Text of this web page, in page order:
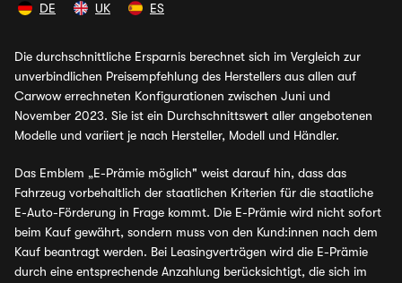
DE UK ES
Die durchschnittliche Ersparnis berechnet sich im Vergleich zur
unverbindlichen Preisempfehlung des Herstellers aus allen auf
Carwow errechneten Konfigurationen zwischen Juni und
November 2023. Sie ist ein Durchschnittswert aller angebotenen
Modelle und variiert je nach Hersteller, Modell und Händler.
Das Emblem „E-Prämie möglich" weist darauf hin, dass das
Fahrzeug vorbehaltlich der staatlichen Kriterien für die staatliche
E-Auto-Förderung in Frage kommt. Die E-Prämie wird nicht sofort
beim Kauf gewährt, sondern muss von den Kund:innen nach dem
Kauf beantragt werden. Bei Leasingverträgen wird die E-Prämie
durch eine entsprechende Anzahlung berücksichtigt, die sich im